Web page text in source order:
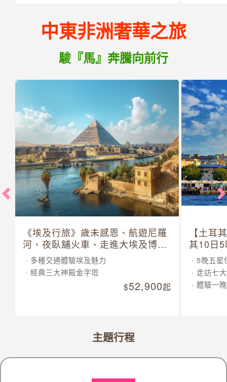
中東非洲奢華之旅
駿『馬』奔騰向前行
《埃及行旅》歲未感恩、航遊尼羅
河、夜臥舖火車、走進大埃及博物
館 10 日
多種交通體驗埃及魅力
經典三大神殿金字塔
52,900起
【土耳
其10日
5晚五星
走訪七
體驗一
主題行程